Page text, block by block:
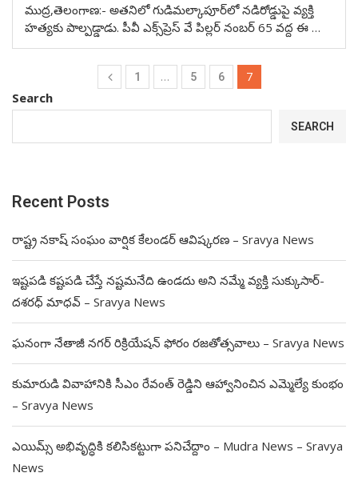
ముద్ర,తెలంగాణ:- అతనిలో గుడిమల్కాపూర్‌లో నడిరోడ్డుపై వ్యక్తి
హత్యకు పాల్పడ్డాడు. పీవీ ఎక్స్‌ప్రెస్‌ వే పిల్లర్ నంబర్‌ 65 వద్ద ఈ …
1 … 5 6 7
Search
SEARCH
Recent Posts
రాష్ట్ర నకాష్ సంఘం వార్షిక కేలండర్ ఆవిష్కరణ – Sravya News
ఇష్టపడి కష్టపడి చేస్తే నష్టమనేది ఉండదు అని నమ్మే వ్యక్తి సుక్కుసార్‌-
దశరధ్‌ మాధవ్‌ – Sravya News
ఘనంగా నేతాజీ నగర్ రిక్రియేషన్ ఫోరం రజతోత్సవాలు – Sravya News
కుమారుడి వివాహానికి సీఎం రేవంత్ రెడ్డిని ఆహ్వానించిన ఎమ్మెల్యే కుంభం
– Sravya News
ఎయిమ్స్ అభివృద్ధికి కలిసికట్టుగా పనిచేద్దాం – Mudra News – Sravya
News